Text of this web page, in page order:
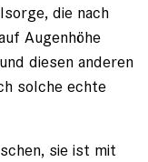
die nach
Augenhöhe
diesen anderen
solche echte
sie ist mit